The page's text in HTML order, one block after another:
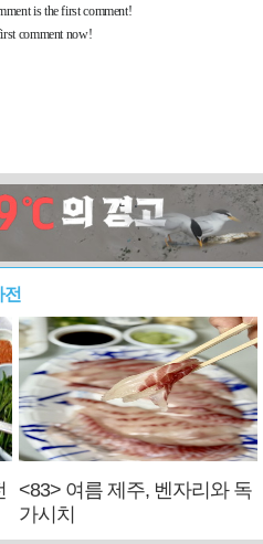
<83> 여름 제주, 벤자리와 독
가시치